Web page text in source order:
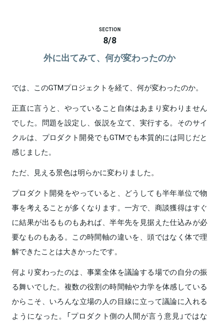
SECTION
8/8
外に出てみて、何が変わったのか
では、このGTMプロジェクトを経て、何が変わったのか。
正直に言うと、やっていること自体はあまり変わりません
でした。問題を設定し、仮説を立て、実行する。そのサイ
クルは、プロダクト開発でもGTMでも本質的には同じだと
感じました。
ただ、見える景色は明らかに変わりました。
プロダクト開発をやっていると、どうしても半年単位で物
事を考えることが多くなります。一方で、商談獲得はすぐ
に結果が出るものもあれば、半年先を見据えた仕込みが必
要なものもある。この時間軸の違いを、頭ではなく体で理
解できたことは大きかったです。
何より変わったのは、事業全体を議論する場での自分の振
る舞いでした。複数の役割の時間軸や力学を体感している
からこそ、いろんな立場の人の目線に立って議論に入れる
ようになった。「プロダクト側の人間が言う意見」ではな